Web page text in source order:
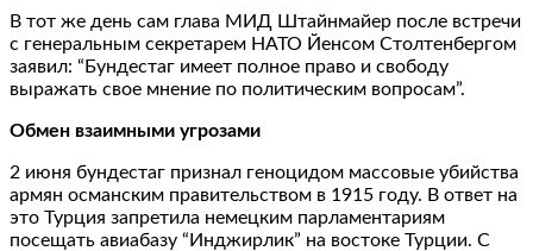
В тот же день сам глава МИД Штайнмайер после встречи
с генеральным секретарем НАТО Йенсом Столтенбергом
заявил: “Бундестаг имеет полное право и свободу
выражать свое мнение по политическим вопросам”.
Обмен взаимными угрозами
2 июня бундестаг признал геноцидом массовые убийства
армян османским правительством в 1915 году. В ответ на
это Турция запретила немецким парламентариям
посещать авиабазу “Инджирлик” на востоке Турции. С